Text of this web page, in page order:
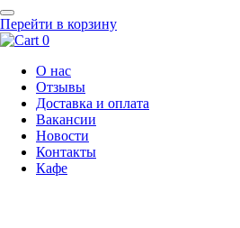
Перейти в корзину
0
О нас
Отзывы
Доставка и оплата
Вакансии
Новости
Контакты
Кафе